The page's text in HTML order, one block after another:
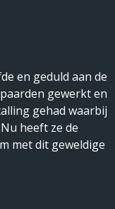
en geduld aan de
gewerkt en
gehad waarbij
heeft ze de
met dit geweldige